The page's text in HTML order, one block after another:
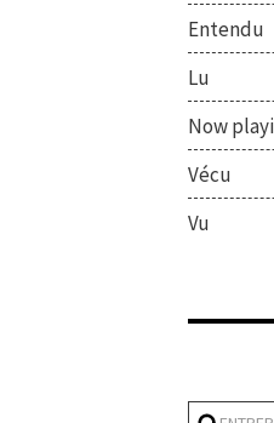
Entendu
Lu
Now
Vécu
Vu